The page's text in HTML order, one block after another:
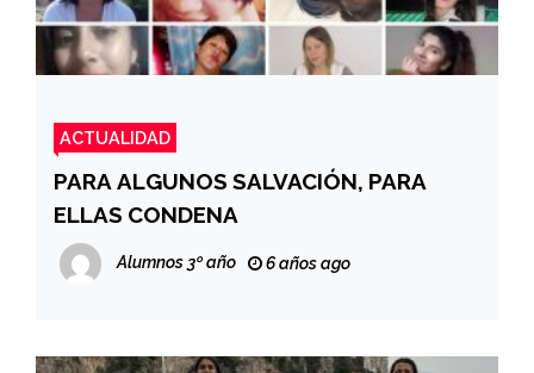
ACTUALIDAD
PARA ALGUNOS SALVACIÓN, PARA
ELLAS CONDENA
Alumnos 3º año 6 años ago